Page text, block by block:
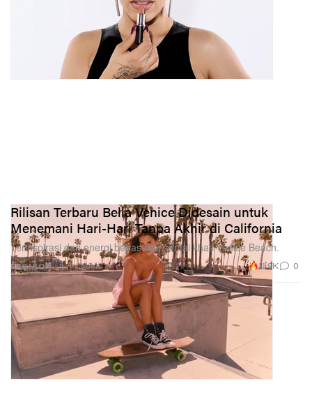
FASHION
Rilisan Terbaru Bella Venice Didesain untuk
Menemani Hari-Hari Tanpa Akhir di California
Terinspirasi dari energi bebas dan santai khas Venice Beach.
Jun 1, 2026 11.9K 0